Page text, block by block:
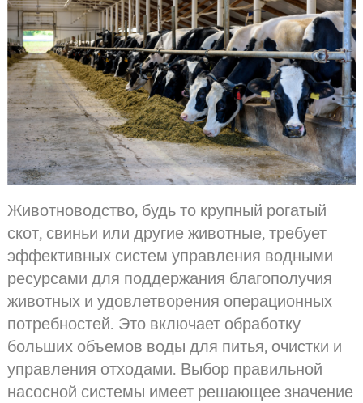
Животноводство, будь то крупный рогатый
скот, свиньи или другие животные, требует
эффективных систем управления водными
ресурсами для поддержания благополучия
животных и удовлетворения операционных
потребностей. Это включает обработку
больших объемов воды для питья, очистки и
управления отходами. Выбор правильной
насосной системы имеет решающее значение